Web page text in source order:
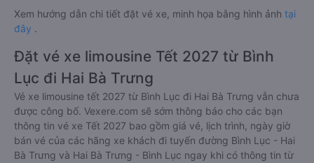
Xem hướng dẫn chi tiết đặt vé xe, minh họa bằng hình ảnh tại
đây .
Đặt vé xe limousine Tết 2027 từ Bình
Lục đi Hai Bà Trưng
Vé xe limousine tết 2027 từ Bình Lục đi Hai Bà Trưng vẫn chưa
được công bố. Vexere.com sẽ sớm thông báo cho các bạn
thông tin vé xe Tết 2027 bao gồm giá vé, lịch trình, ngày giờ
bán vé của các hãng xe khách đi tuyến đường Bình Lục - Hai
Bà Trưng và Hai Bà Trưng - Bình Lục ngay khi có thông tin từ